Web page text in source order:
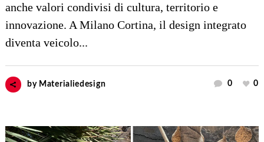
anche valori condivisi di cultura, territorio e
innovazione. A Milano Cortina, il design integrato
diventa veicolo...
by Materialiedesign 0 0